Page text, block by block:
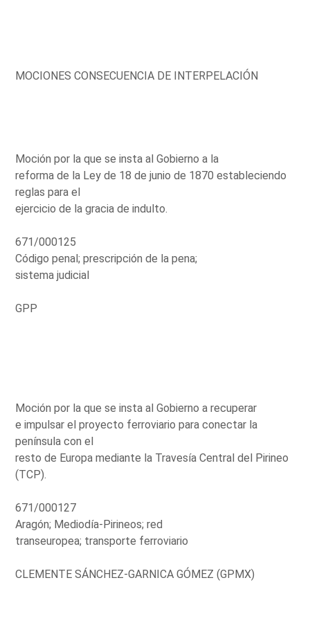
MOCIONES CONSECUENCIA DE INTERPELACIÓN
Moción por la que se insta al Gobierno a la
reforma de la Ley de 18 de junio de 1870 estableciendo
reglas para el
ejercicio de la gracia de indulto.
671/000125
Código penal; prescripción de la pena;
sistema judicial
GPP
Moción por la que se insta al Gobierno a recuperar
e impulsar el proyecto ferroviario para conectar la
península con el
resto de Europa mediante la Travesía Central del Pirineo
(TCP).
671/000127
Aragón; Mediodía-Pirineos; red
transeuropea; transporte ferroviario
CLEMENTE SÁNCHEZ-GARNICA GÓMEZ (GPMX)